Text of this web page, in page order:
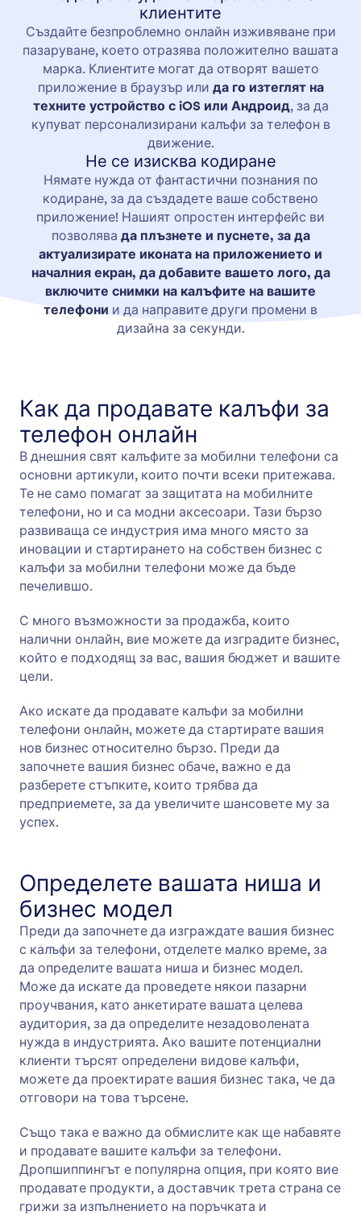
клиентите
Създайте безпроблемно онлайн изживяване при
пазаруване, което отразява положително вашата
марка. Клиентите могат да отворят вашето
приложение в браузър или да го изтеглят на
техните устройство с iOS или Андроид, за да
купуват персонализирани калъфи за телефон в
движение.
Не се изисква кодиране
Нямате нужда от фантастични познания по
кодиране, за да създадете ваше собствено
приложение! Нашият опростен интерфейс ви
позволява да плъзнете и пуснете, за да
актуализирате иконата на приложението и
началния екран, да добавите вашето лого, да
включите снимки на калъфите на вашите
телефони и да направите други промени в
дизайна за секунди.
Как да продавате калъфи за
телефон онлайн
В днешния свят калъфите за мобилни телефони са
основни артикули, които почти всеки притежава.
Те не само помагат за защитата на мобилните
телефони, но и са модни аксесоари. Тази бързо
развиваща се индустрия има много място за
иновации и стартирането на собствен бизнес с
калъфи за мобилни телефони може да бъде
печелившо.
С много възможности за продажба, които
налични онлайн, вие можете да изградите бизнес,
който е подходящ за вас, вашия бюджет и вашите
цели.
Ако искате да продавате калъфи за мобилни
телефони онлайн, можете да стартирате вашия
нов бизнес относително бързо. Преди да
започнете вашия бизнес обаче, важно е да
разберете стъпките, които трябва да
предприемете, за да увеличите шансовете му за
успех.
Определете вашата ниша и
бизнес модел
Преди да започнете да изграждате вашия бизнес
с калъфи за телефони, отделете малко време, за
да определите вашата ниша и бизнес модел.
Може да искате да проведете някои пазарни
проучвания, като анкетирате вашата целева
аудитория, за да определите незадоволената
нужда в индустрията. Ако вашите потенциални
клиенти търсят определени видове калъфи,
можете да проектирате вашия бизнес така, че да
отговори на това търсене.
Също така е важно да обмислите как ще набавяте
и продавате вашите калъфи за телефони.
Дропшиппингът е популярна опция, при която вие
продавате продукти, а доставчик трета страна се
грижи за изпълнението на поръчката и